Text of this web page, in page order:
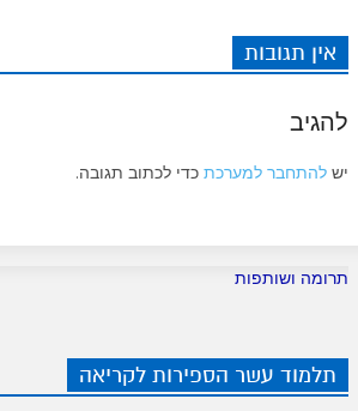
אין תגובות
להגיב
יש להתחבר למערכת כדי לכתוב תגובה.
תרומה ושותפות
תלמוד עשר הספירות לקריאה